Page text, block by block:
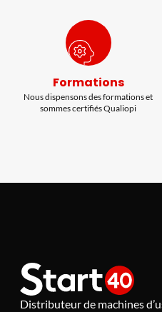
Formations
Nous dispensons des formations et
sommes certifiés Qualiopi
Distributeur de machines